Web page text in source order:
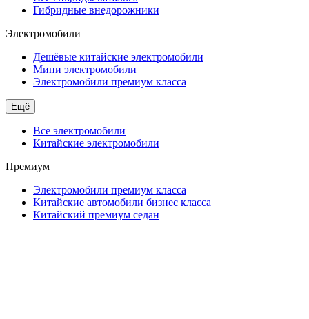
Гибридные внедорожники
Электромобили
Дешёвые китайские электромобили
Мини электромобили
Электромобили премиум класса
Ещё
Все электромобили
Китайские электромобили
Премиум
Электромобили премиум класса
Китайские автомобили бизнес класса
Китайский премиум седан